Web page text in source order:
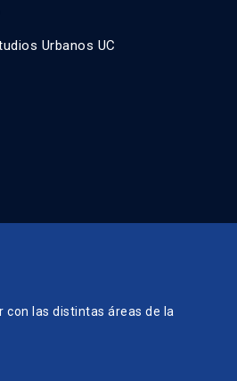
Urbanos UC
las distintas áreas de la